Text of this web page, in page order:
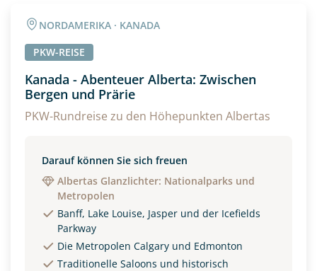
NORDAMERIKA · KANADA
PKW-REISE
Kanada - Abenteuer Alberta: Zwischen
Bergen und Prärie
PKW-Rundreise zu den Höhepunkten Albertas
Darauf können Sie sich freuen
Albertas Glanzlichter: Nationalparks und
Metropolen
Banff, Lake Louise, Jasper und der Icefields
Parkway
Die Metropolen Calgary und Edmonton
Traditionelle Saloons und historisch
Alter
Unterkunft
EZ Familienzimmer
Reisebeginn
Option 1 Option 2